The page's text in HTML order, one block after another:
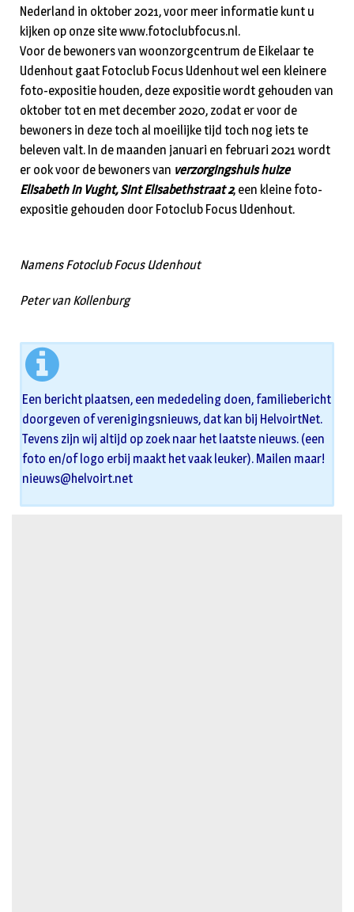
Nederland in oktober 2021, voor meer informatie kunt u
kijken op onze site www.fotoclubfocus.nl.
Voor de bewoners van woonzorgcentrum de Eikelaar te
Udenhout gaat Fotoclub Focus Udenhout wel een kleinere
foto-expositie houden, deze expositie wordt gehouden van
oktober tot en met december 2020, zodat er voor de
bewoners in deze toch al moeilijke tijd toch nog iets te
beleven valt. In de maanden januari en februari 2021 wordt
er ook voor de bewoners van verzorgingshuis huize
Elisabeth in Vught, Sint Elisabethstraat 2, een kleine foto-
expositie gehouden door Fotoclub Focus Udenhout.
Namens Fotoclub Focus Udenhout
Peter van Kollenburg
Een bericht plaatsen, een mededeling doen, familiebericht
doorgeven of verenigingsnieuws, dat kan bij HelvoirtNet.
Tevens zijn wij altijd op zoek naar het laatste nieuws. (een
foto en/of logo erbij maakt het vaak leuker). Mailen maar!
nieuws@helvoirt.net